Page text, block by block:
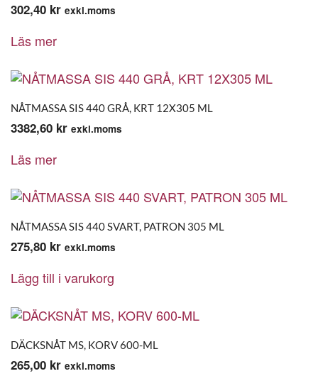
302,40 kr exkl.moms
Läs mer
NÅTMASSA SIS 440 GRÅ, KRT 12X305 ML
3382,60 kr exkl.moms
Läs mer
NÅTMASSA SIS 440 SVART, PATRON 305 ML
275,80 kr exkl.moms
Lägg till i varukorg
DÄCKSNÅT MS, KORV 600-ML
265,00 kr exkl.moms